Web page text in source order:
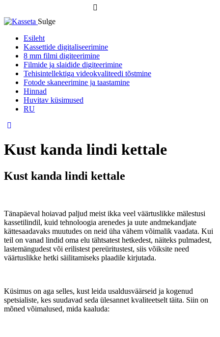
Sulge
Esileht
Kassettide digitaliseerimine
8 mm filmi digiteerimine
Filmide ja slaidide digiteerimine
Tehisintellektiga videokvaliteedi tõstmine
Fotode skaneerimine ja taastamine
Hinnad
Huvitav küsimused
RU
Kust kanda lindi kettale
Kust kanda lindi kettale
Tänapäeval hoiavad paljud meist ikka veel väärtuslikke mälestusi
kassetilindil, kuid tehnoloogia arenedes ja uute andmekandjate
kättesaadavaks muutudes on neid üha vähem võimalik vaadata. Kui
teil on vanad lindid oma elu tähtsatest hetkedest, näiteks pulmadest,
lastemängudest või erilistest pereüritustest, siis võiksite need
väärtuslikke hetki säilitamiseks plaadile kirjutada.
Küsimus on aga selles, kust leida usaldusväärseid ja kogenud
spetsialiste, kes suudavad seda ülesannet kvaliteetselt täita. Siin on
mõned võimalused, mida kaaluda: